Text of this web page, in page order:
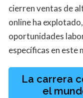
cierren ventas de
online ha
oportunidades
específicas en este
La carrera
el